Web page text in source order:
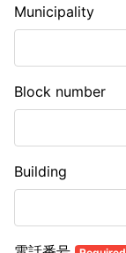
Municipality
Block number
Building